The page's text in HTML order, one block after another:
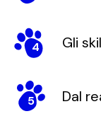
4 Gli
5 Dal